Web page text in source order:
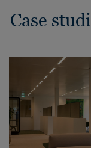
Case